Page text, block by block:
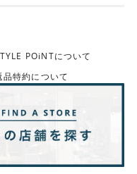
POiNTについて
品特約について